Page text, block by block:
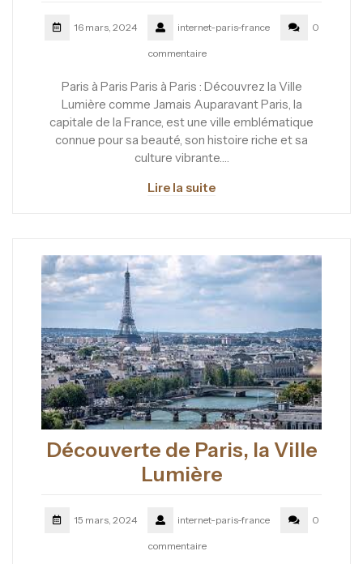
16 mars, 2024 internet-paris-france 0
commentaire
Paris à Paris Paris à Paris : Découvrez la Ville
Lumière comme Jamais Auparavant Paris, la
capitale de la France, est une ville emblématique
connue pour sa beauté, son histoire riche et sa
culture vibrante.…
Lire la suite
Découverte de Paris, la Ville
Lumière
15 mars, 2024 internet-paris-france 0
commentaire